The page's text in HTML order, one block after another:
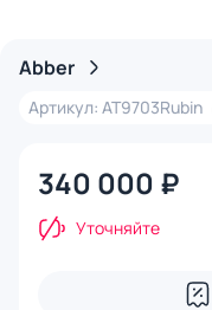
Abber
Артикул: AT9703Rubin
340 000 ₽
Уточняйте